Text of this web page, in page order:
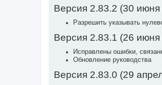
Версия 2.83.2 (30 июня
Разрешить указывать
Версия 2.83.1 (26 июня
Исправлены ошибки,
Обновление руководства
Версия 2.83.0 (29